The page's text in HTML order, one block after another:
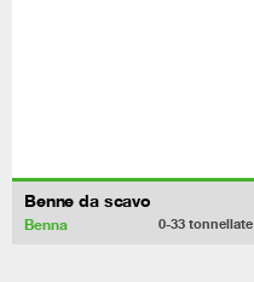
Benne da scavo
Benna 0-33 tonnellate